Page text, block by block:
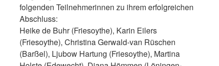
folgenden Teilnehmerinnen zu ihrem erfolgreichen
Abschluss:
Heike de Buhr (Friesoythe), Karin Eilers
(Friesoythe), Christina Gerwald-van Rüschen
(Barßel), Ljubow Hartung (Friesoythe), Martina